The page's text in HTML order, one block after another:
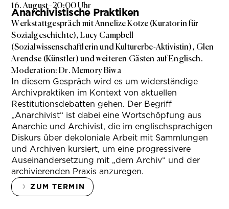
16. August–20:00 Uhr
Anarchivistische Praktiken
Werkstattgespräch mit Annelize Kotze (Kuratorin für
Sozialgeschichte), Lucy Campbell
(Sozialwissenschaftlerin und Kulturerbe-Aktivistin), Glen
Arendse (Künstler) und weiteren Gästen auf Englisch.
Moderation: Dr. Memory Biwa
In diesem Gespräch wird es um widerständige
Archivpraktiken im Kontext von aktuellen
Restitutionsdebatten gehen. Der Begriff
„Anarchivist“ ist dabei eine Wortschöpfung aus
Anarchie und Archivist, die im englischsprachigen
Diskurs über dekoloniale Arbeit mit Sammlungen
und Archiven kursiert, um eine progressivere
Auseinandersetzung mit „dem Archiv“ und der
archivierenden Praxis anzuregen.
ZUM TERMIN